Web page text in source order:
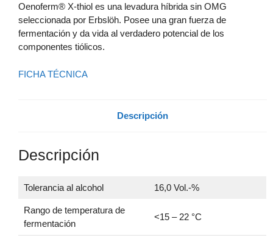
Oenoferm® X-thiol es una levadura híbrida sin OMG
seleccionada por Erbslöh. Posee una gran fuerza de
fermentación y da vida al verdadero potencial de los
componentes tiólicos.
FICHA TÉCNICA
Descripción
Descripción
Tolerancia al alcohol 16,0 Vol.-%
Rango de temperatura de
fermentación
<15 – 22 °C